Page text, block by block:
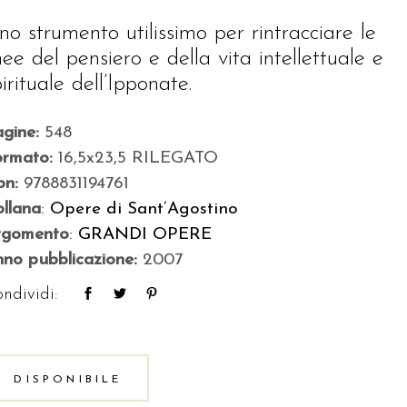
strumento utilissimo per rintracciare le
del pensiero e della vita intellettuale e
dell’Ipponate.
548
16,5x23,5 RILEGATO
9788831194761
: Opere di Sant’Agostino
: GRANDI OPERE
pubblicazione: 2007
DISPONIBILE